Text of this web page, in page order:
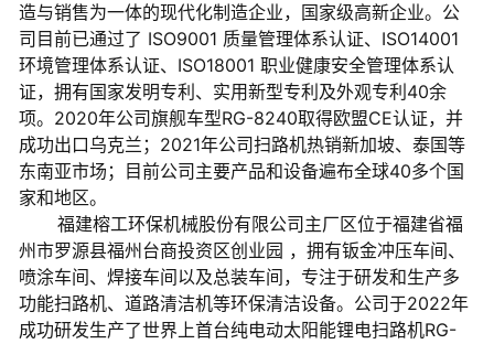
造与销售为一体的现代化制造企业，国家级高新企业。公
司目前已通过了 ISO9001 质量管理体系认证、ISO14001
环境管理体系认证、ISO18001 职业健康安全管理体系认
证，拥有国家发明专利、实用新型专利及外观专利40余
项。2020年公司旗舰车型RG-8240取得欧盟CE认证，并
成功出口乌克兰；2021年公司扫路机热销新加坡、泰国等
东南亚市场；目前公司主要产品和设备遍布全球40多个国
家和地区。
福建榕工环保机械股份有限公司主厂区位于福建省福
州市罗源县福州台商投资区创业园 ，拥有钣金冲压车间、
喷涂车间、焊接车间以及总装车间，专注于研发和生产多
功能扫路机、道路清洁机等环保清洁设备。公司于2022年
成功研发生产了世界上首台纯电动太阳能锂电扫路机RG-